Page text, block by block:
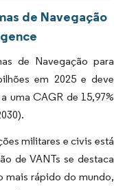
de Navegação
de Navegação para
em 2025 e deve
uma CAGR de 15,97%
militares e civis está
de VANTs se destaca
mais rápido do mundo,